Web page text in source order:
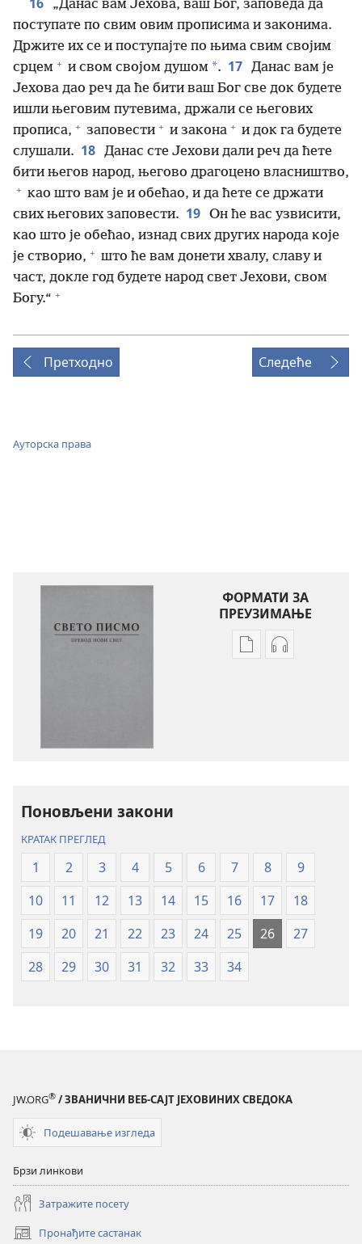
„Данас вам Јехова, ваш Бог, заповеда да
поступате по свим овим прописима и законима.
Држите их се и поступајте по њима свим својим
срцем + и свом својом душом *. 17 Данас вам је
Јехова дао реч да ће бити ваш Бог све док будете
ишли његовим путевима, држали се његових
прописа, + заповести + и закона + и док га будете
слушали. 18 Данас сте Јехови дали реч да ћете
бити његов народ, његово драгоцено власништво,
+ као што вам је и обећао, и да ћете се држати
свих његових заповести. 19 Он ће вас узвисити,
као што је обећао, изнад свих других народа које
је створио, + што ће вам донети хвалу, славу и
част, докле год будете народ свет Јехови, свом
Богу.“ +
Претходно Следеће
Ауторска права
ФОРМАТИ ЗА
ПРЕУЗИМАЊЕ
Формати
(ревидирано
издање
2019)
Формати
(ревидирано
издање
2019)
Поновљени закони
КРАТАК ПРЕГЛЕД
1 2 3 4 5 6 7 8
9
10
11 12 13 14 15 16 17
18
19
20 21 22 23 24 25 26
27
28
29 30 31 32 33 34
JW.ORG® / ЗВАНИЧНИ ВЕБ-САЈТ ЈЕХОВИНИХ СВЕДОКА
Подешавање изгледа
Брзи линкови
Затражите посету
Пронађите састанак
(отвара